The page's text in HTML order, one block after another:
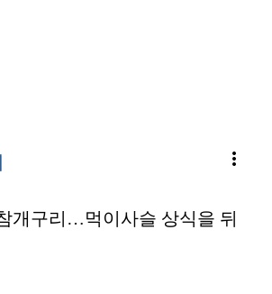
more_vert
개구리…먹이사슬 상식을 뒤